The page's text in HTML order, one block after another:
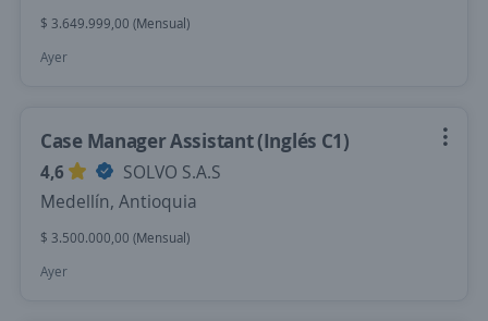
$ 3.649.999,00 (Mensual)
Ayer
Case Manager Assistant (Inglés C1)
4,6
SOLVO S.A.S
Medellín, Antioquia
$ 3.500.000,00 (Mensual)
Ayer